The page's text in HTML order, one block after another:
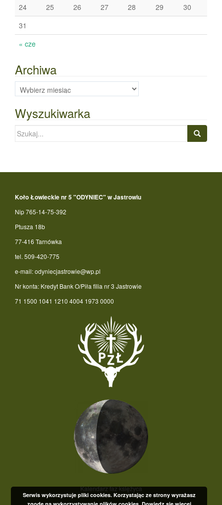
« cze
24
25 26 27 28 29
30
31
Archiwa
Archiwa
Wyszukiwarka
Szukaj:
Koło Łowieckie nr 5 "ODYNIEC" w Jastrowiu
Nip 765-14-75-392
Ptusza 18b
77-416 Tarnówka
tel. 509-420-775
e-mail: odyniecjastrowie@wp.pl
Nr konta: Kredyt Bank O/Piła filia nr 3 Jastrowie
71 1500 1041 1210 4004 1973 0000
Kalendarz faz księżyca
Serwis wykorzystuje pliki cookies. Korzystając ze strony wyrażasz